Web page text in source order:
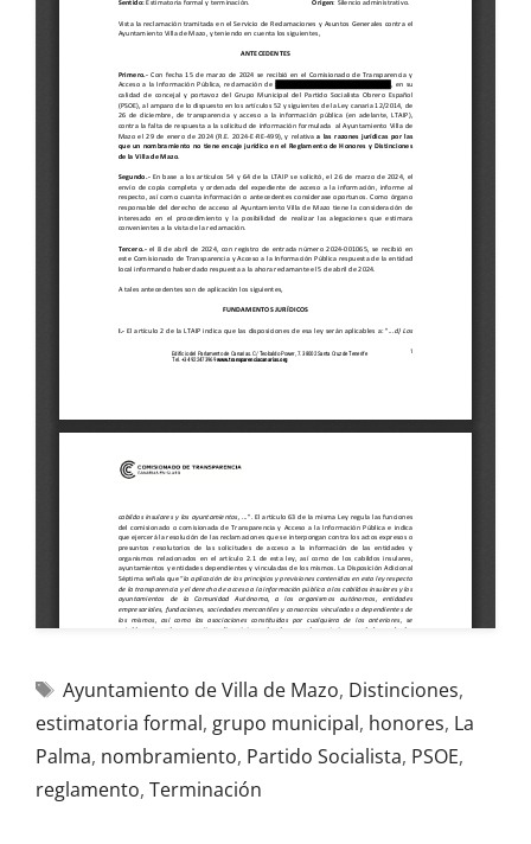
Ayuntamiento de Villa de Mazo, Distinciones,
estimatoria formal, grupo municipal, honores, La
Palma, nombramiento, Partido Socialista, PSOE,
reglamento, Terminación